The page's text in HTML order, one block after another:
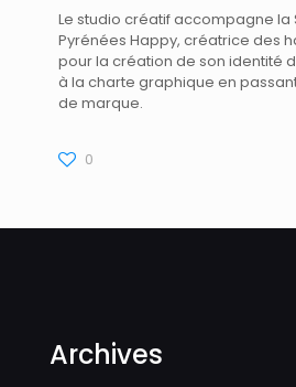
Le studio créatif accompagne la
Pyrénées Happy, créatrice des
pour la création de son identité
à la charte graphique en
de marque.
0
Archives